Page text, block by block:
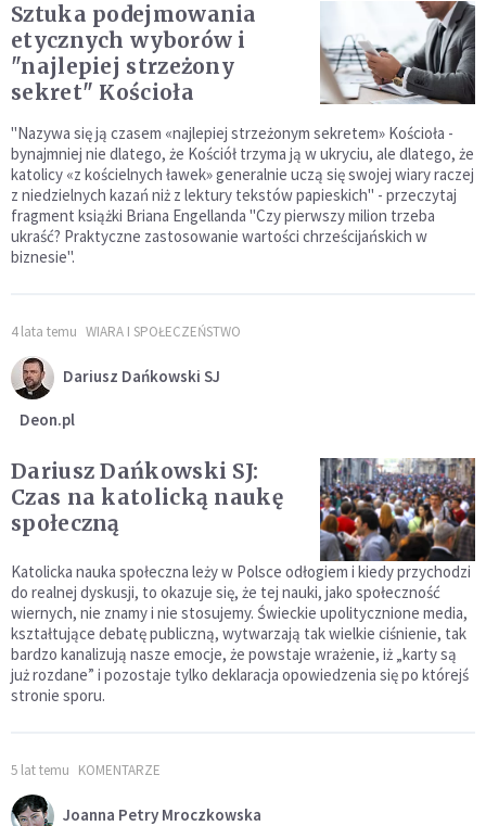
Sztuka podejmowania
etycznych wyborów i
"najlepiej strzeżony
sekret" Kościoła
"Nazywa się ją czasem «najlepiej strzeżonym sekretem» Kościoła -
bynajmniej nie dlatego, że Kościół trzyma ją w ukryciu, ale dlatego, że
katolicy «z kościelnych ławek» generalnie uczą się swojej wiary raczej
z niedzielnych kazań niż z lektury tekstów papieskich" - przeczytaj
fragment książki Briana Engellanda "Czy pierwszy milion trzeba
ukraść? Praktyczne zastosowanie wartości chrześcijańskich w
biznesie".
4 lata temu WIARA I SPOŁECZEŃSTWO
Dariusz Dańkowski SJ
Deon.pl
Dariusz Dańkowski SJ:
Czas na katolicką naukę
społeczną
Katolicka nauka społeczna leży w Polsce odłogiem i kiedy przychodzi
do realnej dyskusji, to okazuje się, że tej nauki, jako społeczność
wiernych, nie znamy i nie stosujemy. Świeckie upolitycznione media,
kształtujące debatę publiczną, wytwarzają tak wielkie ciśnienie, tak
bardzo kanalizują nasze emocje, że powstaje wrażenie, iż „karty są
już rozdane” i pozostaje tylko deklaracja opowiedzenia się po którejś
stronie sporu.
5 lat temu KOMENTARZE
Joanna Petry Mroczkowska